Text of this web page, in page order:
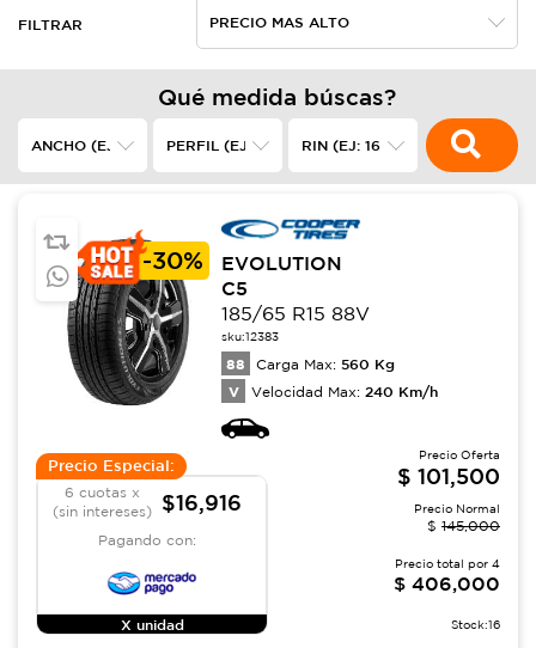
FILTRAR
Qué medida búscas?
-30%
EVOLUTION
C5
185/65 R15 88V
sku:12383
88 Carga Max: 560 Kg
V Velocidad Max: 240 Km/h
Precio Especial:
6 cuotas x
(sin intereses)
$16,916
Pagando con:
X unidad
Precio Oferta
$ 101,500
Precio Normal
$ 145,000
Precio total por 4
$ 406,000
Stock:16